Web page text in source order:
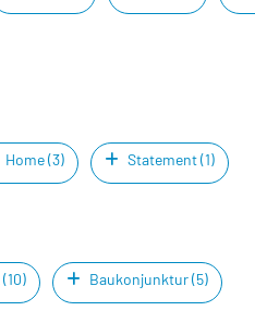
Home (3) Statement (1)
Baukonjunktur (5)